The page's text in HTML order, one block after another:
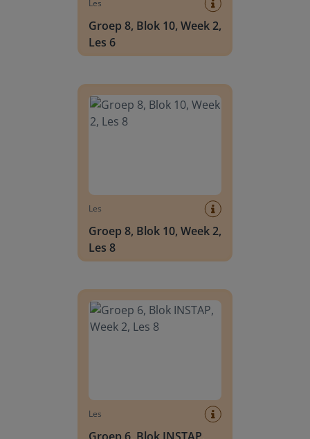
Les
Groep 8, Blok 10, Week 2,
Les 6
Les
Groep 8, Blok 10, Week 2,
Les 8
Les